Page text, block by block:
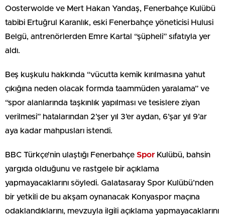
Oosterwolde ve Mert Hakan Yandaş, Fenerbahçe Kulübü
tabibi Ertuğrul Karanlık, eski Fenerbahçe yöneticisi Hulusi
Belgü, antrenörlerden Emre Kartal “şüpheli” sıfatıyla yer
aldı.
Beş kuşkulu hakkında “vücutta kemik kırılmasına yahut
çıkığına neden olacak formda taammüden yaralama” ve
“spor alanlarında taşkınlık yapılması ve tesislere ziyan
verilmesi” hatalarından 2’şer yıl 3’er aydan, 6’şar yıl 9’ar
aya kadar mahpusları istendi.
BBC Türkçe’nin ulaştığı Fenerbahçe Spor Kulübü, bahsin
yargıda olduğunu ve rastgele bir açıklama
yapmayacaklarını söyledi. Galatasaray Spor Kulübü’nden
bir yetkili de bu akşam oynanacak Konyaspor maçına
odaklandıklarını, mevzuyla ilgili açıklama yapmayacaklarını